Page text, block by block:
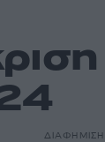
ΔΙΑΦΗΜΙΣΗ